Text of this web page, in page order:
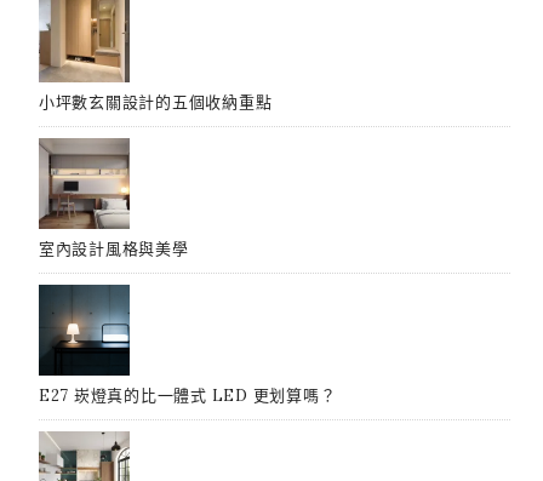
小坪數玄關設計的五個收納重點
室內設計風格與美學
E27 崁燈真的比一體式 LED 更划算嗎？